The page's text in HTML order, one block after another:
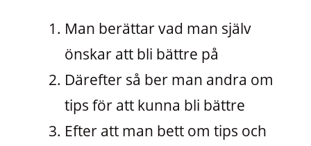
Man berättar vad man själv
önskar att bli bättre på
Därefter så ber man andra om
tips för att kunna bli bättre
Efter att man bett om tips och